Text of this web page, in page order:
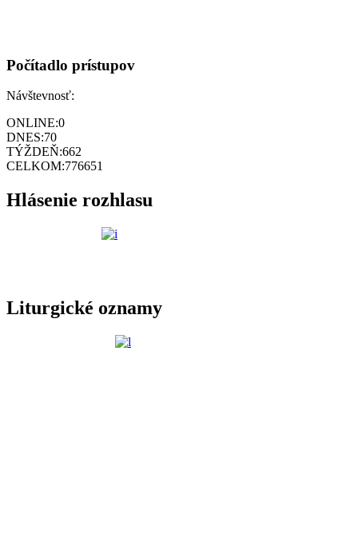
Počítadlo prístupov
Návštevnosť:
ONLINE:0
DNES:70
TÝŽDEŇ:662
CELKOM:776651
Hlásenie rozhlasu
Liturgické oznamy